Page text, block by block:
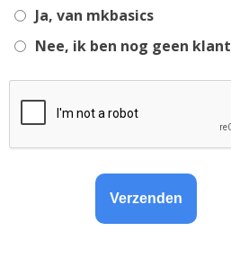
Ja, van mkbasics
Nee, ik ben nog geen klant
Verzenden